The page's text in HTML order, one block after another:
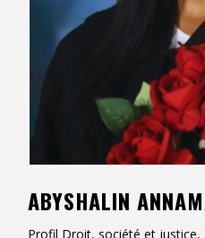
ABYSHALIN
Profil Droit, société et justice,